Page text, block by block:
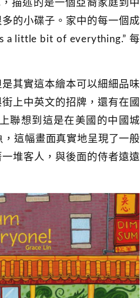
描述的是一個亞裔家庭到中
的小碟子。家中的每一個成
a little bit of everything.” 每
其實這本繪本可以細細品味
上中英文的招牌，還有在國
聯想到這是在美國的中國城
這幅畫面真實地呈現了一般
堆客人，與後面的侍者遠遠